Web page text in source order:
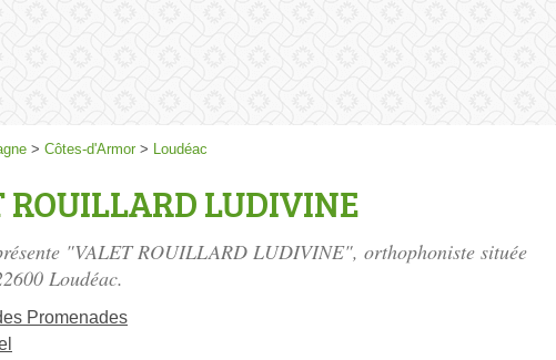
> Côtes-d'Armor > Loudéac
ROUILLARD LUDIVINE
"VALET ROUILLARD LUDIVINE", orthophoniste située
Loudéac.
Promenades